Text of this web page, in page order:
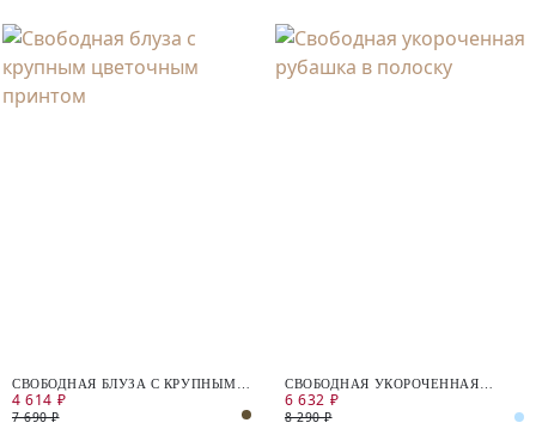
СВОБОДНАЯ БЛУЗА С КРУПНЫМ
ЦВЕТОЧНЫМ ПРИНТОМ
4 614 ₽
7 690 ₽
СВОБОДНАЯ УКОРОЧЕННАЯ
РУБАШКА В ПОЛОСКУ
6 632 ₽
8 290 ₽